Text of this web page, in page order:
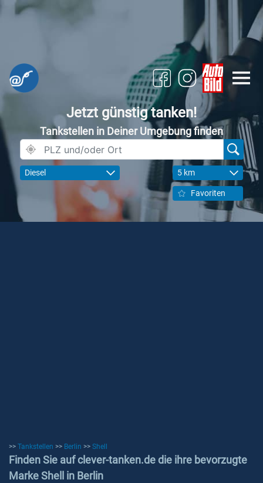
Jetzt günstig tanken!
Tankstellen in Deiner Umgebung finden
Diesel 5 km
Favoriten
>> Tankstellen >> Berlin >> Shell
Finden Sie auf clever-tanken.de die ihre bevorzugte
Marke Shell in Berlin